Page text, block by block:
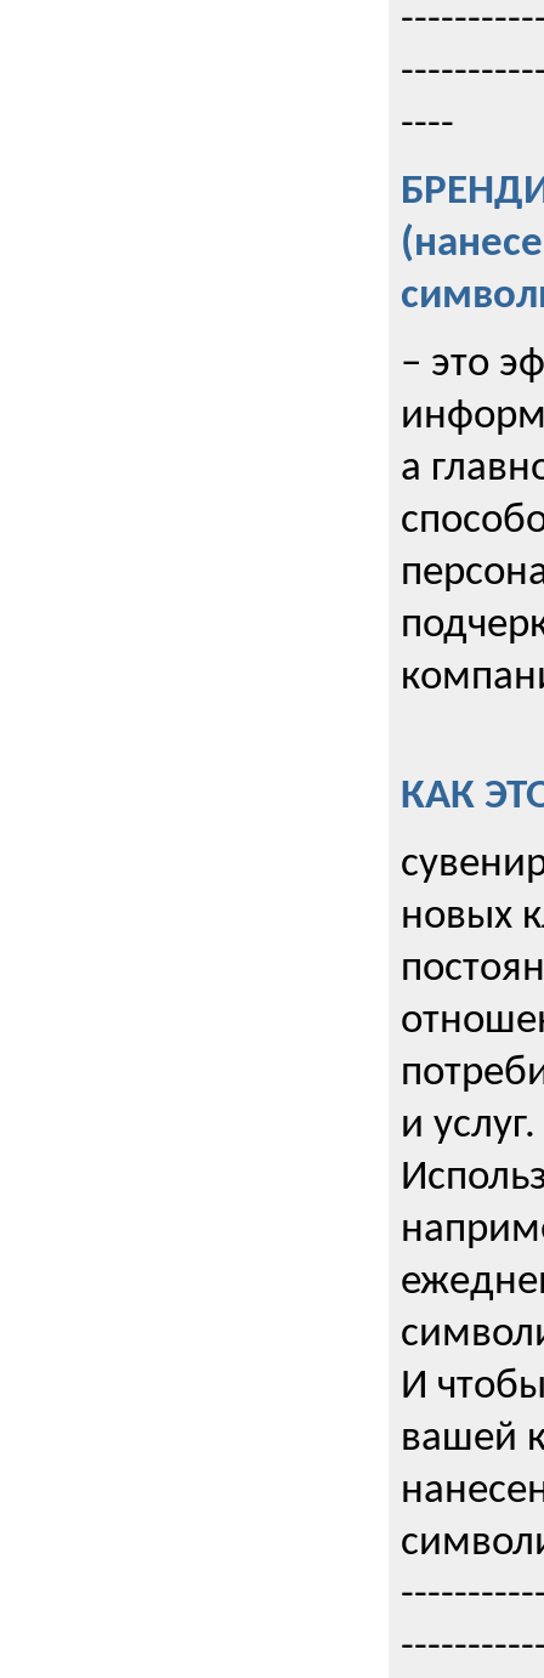
----
– это
а
КАК
новых
и услуг.
И
вашей